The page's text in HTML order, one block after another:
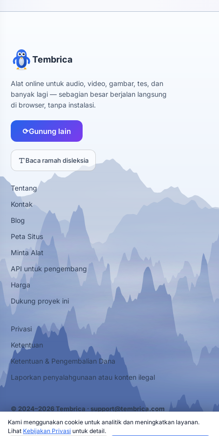
Tembrica
Alat online untuk audio, video, gambar, tes, dan
banyak lagi — sebagian besar berjalan langsung
di browser, tanpa instalasi.
⟳Gunung lain
Baca ramah disleksia
Tentang
Kontak
Blog
Peta Situs
Minta Alat
API untuk pengembang
Harga
Dukung proyek ini
Privasi
Ketentuan
Ketentuan & Pengembalian Dana
Laporkan penyalahgunaan atau konten ilegal
© 2024–2026 Tembrica · support@tembrica.com
Kami menggunakan cookie untuk analitik dan meningkatkan layanan.
Lihat Kebijakan Privasi untuk detail.